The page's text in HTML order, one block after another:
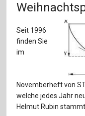
Produkte
Service
Für Autor:innen
Seit 1996
finden Sie
im
Novemberheft von
welche jedes Jahr
Helmut Rubin